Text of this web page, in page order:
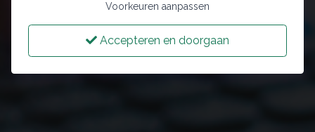
Voorkeuren aanpassen
Accepteren en doorgaan